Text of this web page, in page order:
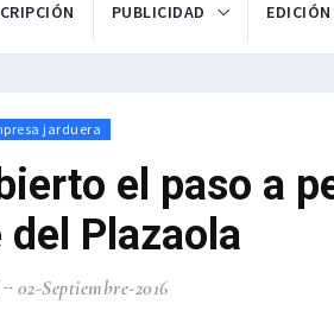
PUBLICIDAD
jarduera
el paso a
Plazaola
02-Septiembre-2016